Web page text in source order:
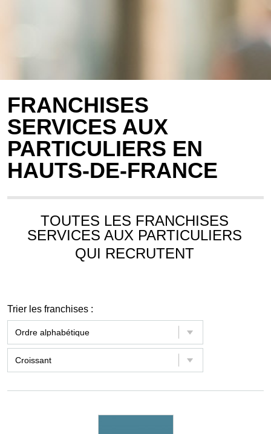
FRANCHISES
SERVICES AUX
PARTICULIERS EN
HAUTS-DE-FRANCE
TOUTES LES FRANCHISES
SERVICES AUX PARTICULIERS
QUI RECRUTENT
Trier les franchises :